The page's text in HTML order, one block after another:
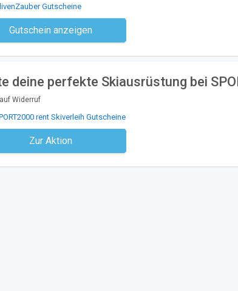
Gutscheine
Gutschein anzeigen
Kein Code notwendig
deine perfekte Skiausrüstung bei
Widerruf
rent Skiverleih Gutscheine
Zur AktionKein Code notwendig